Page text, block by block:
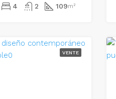
4 2 109m²
VENTE